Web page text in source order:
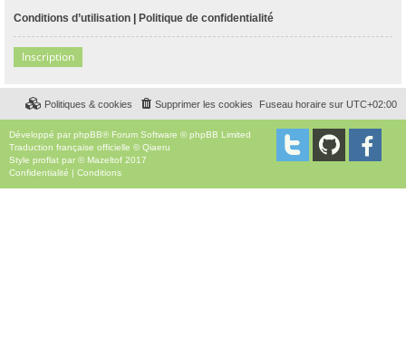
Conditions d’utilisation | Politique de confidentialité
Inscription
Fuseau horaire sur UTC+02:00
Supprimer les cookies
Politiques & cookies
Développé par phpBB® Forum Software © phpBB Limited
Traduction française officielle ©Qiaeru
Style proflat par © Mazeltof 2017
Confidentialité | Conditions